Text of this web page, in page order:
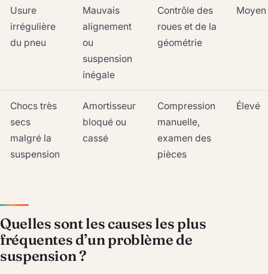
Usure
irrégulière
du pneu
Mauvais
alignement
ou
suspension
inégale
Contrôle des
roues et de la
géométrie
Moyen
Chocs très
secs
malgré la
suspension
Amortisseur
bloqué ou
cassé
Compression
manuelle,
examen des
pièces
Élevé
Quelles sont les causes les plus
fréquentes d’un problème de
suspension ?